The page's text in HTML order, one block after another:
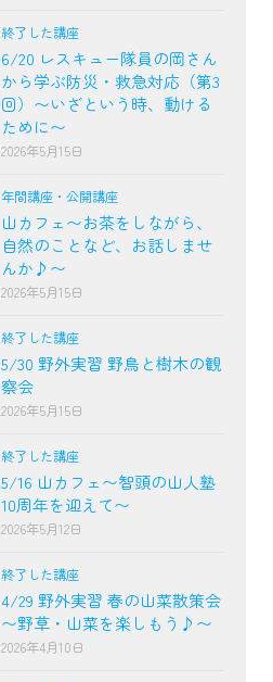
終了した講座
6/20 レスキュー隊員の岡さん
から学ぶ防災・救急対応（第3
回）〜いざという時、動ける
ために〜
2026年5月15日
年間講座・公開講座
山カフェ〜お茶をしながら、
自然のことなど、お話しませ
んか♪〜
2026年5月15日
終了した講座
5/30 野外実習 野鳥と樹木の観
察会
2026年5月15日
終了した講座
5/16 山カフェ〜智頭の山人塾
10周年を迎えて〜
2026年5月12日
終了した講座
4/29 野外実習 春の山菜散策会
〜野草・山菜を楽しもう♪〜
2026年4月10日